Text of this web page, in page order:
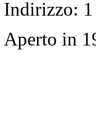
Indirizzo:
Aperto in